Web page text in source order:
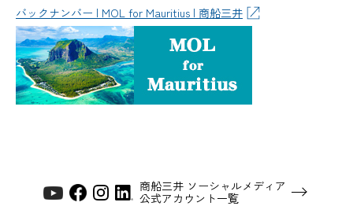
バックナンバー | MOL for Mauritius | 商船三井
商船三井 ソーシャルメディア
公式アカウント一覧